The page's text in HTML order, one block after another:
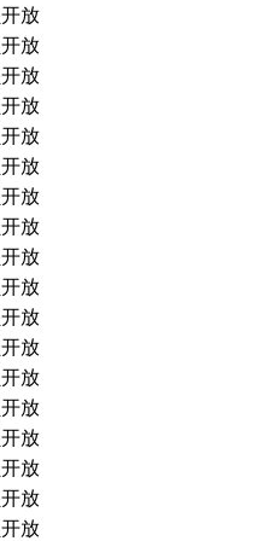
放
放
放
放
放
放
放
放
放
放
放
放
放
放
放
放
放
放